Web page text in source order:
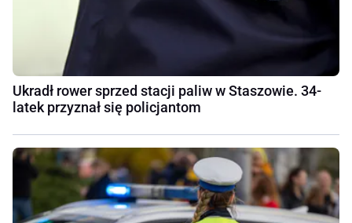
Ukradł rower sprzed stacji paliw w Staszowie. 34-
latek przyznał się policjantom